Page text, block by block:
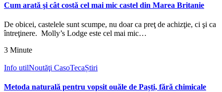
Cum arată şi cât costă cel mai mic castel din Marea Britanie
De obicei, castelele sunt scumpe, nu doar ca preţ de achizţie, ci şi ca
întreţinere. Molly’s Lodge este cel mai mic…
3 Minute
Info utilNoutăţi CasoTecaȘtiri
Metoda naturală pentru vopsit ouăle de Paști, fără chimicale